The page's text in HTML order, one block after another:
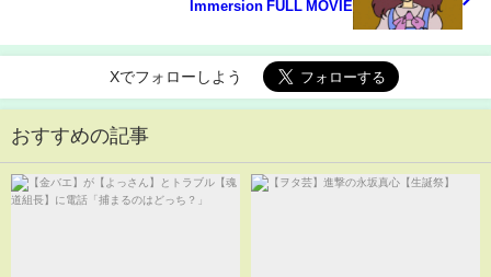
Immersion FULL MOVIE
Xでフォローしよう
おすすめの記事